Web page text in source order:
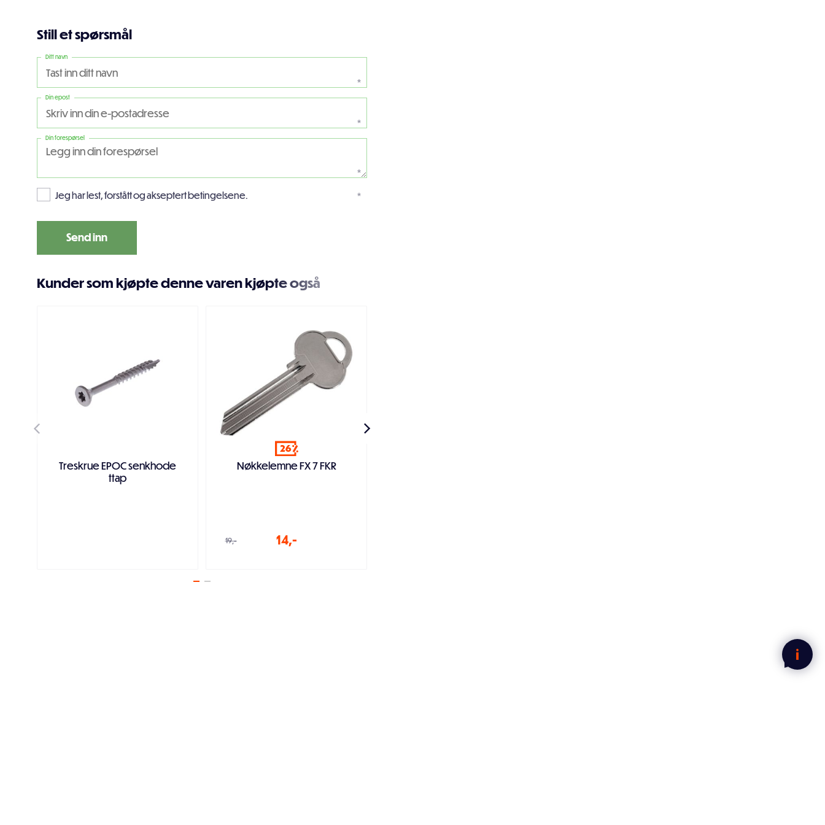
Still et spørsmål
Ditt navn
*
Din epost
*
Din forespørsel
*
Jeg har lest, forstått og akseptert betingelsene. *
Kunder som kjøpte denne varen kjøpte også
Treskrue EPOC senkhode
ttap
26
Nøkkelemne FX 7 FKR
19,- 14,-